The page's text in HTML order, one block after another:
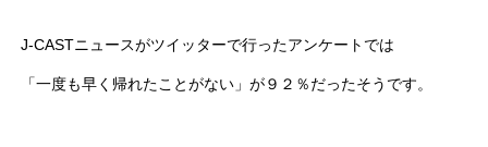
J-CASTニュースがツイッターで行ったアンケートでは
「一度も早く帰れたことがない」が９２％だったそうです。